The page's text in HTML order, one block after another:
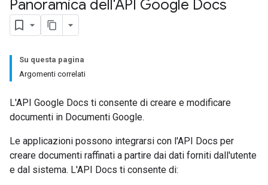
Panoramica dell'API Google Docs
Su questa pagina
Argomenti correlati
L'API Google Docs ti consente di creare e modificare
documenti in Documenti Google.
Le applicazioni possono integrarsi con l'API Docs per
creare documenti raffinati a partire dai dati forniti dall'utente
e dal sistema. L'API Docs ti consente di: